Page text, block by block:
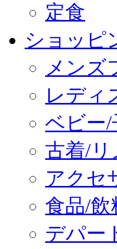
定食
ショッピ
メンズ
レディ
ベビー/
古着/リ
アクセ
食品/飲
デパー